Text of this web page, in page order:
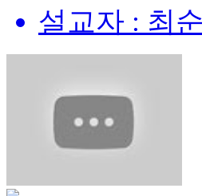
설교자 : 최